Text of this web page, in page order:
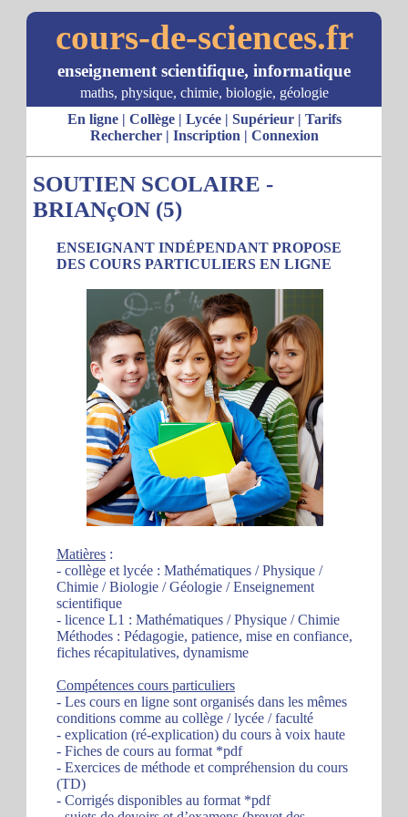
cours-de-sciences.fr
enseignement scientifique, informatique
maths, physique, chimie, biologie, géologie
En ligne| Collège| Lycée| Supérieur| Tarifs
Rechercher| Inscription | Connexion
SOUTIEN SCOLAIRE -
BRIANçON (5)
ENSEIGNANT INDÉPENDANT PROPOSE
DES COURS PARTICULIERS EN LIGNE
Matières :
- collège et lycée : Mathématiques / Physique /
Chimie / Biologie / Géologie / Enseignement
scientifique
- licence L1 : Mathématiques / Physique / Chimie
Méthodes : Pédagogie, patience, mise en confiance,
fiches récapitulatives, dynamisme
Compétences cours particuliers
- Les cours en ligne sont organisés dans les mêmes
conditions comme au collège / lycée / faculté
- explication (ré-explication) du cours à voix haute
- Fiches de cours au format *pdf
- Exercices de méthode et compréhension du cours
(TD)
- Corrigés disponibles au format *pdf